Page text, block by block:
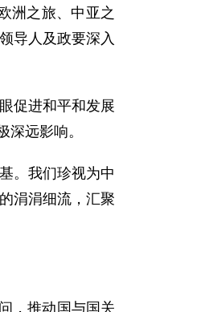
洲之旅、中亚之
导人及政要深入
促进和平和发展
远影响。
。我们珍视为中
涓涓细流，汇聚
，推动国与国关